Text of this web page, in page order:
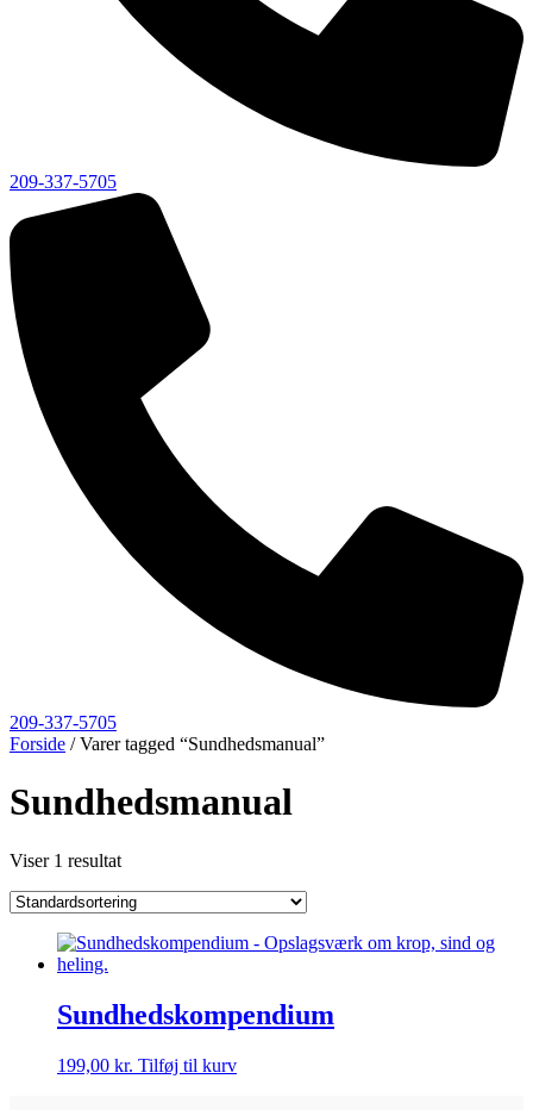
209-337-5705
209-337-5705
Forside / Varer tagged “Sundhedsmanual”
Sundhedsmanual
Viser 1 resultat
Sundhedskompendium
199,00 kr. Tilføj til kurv